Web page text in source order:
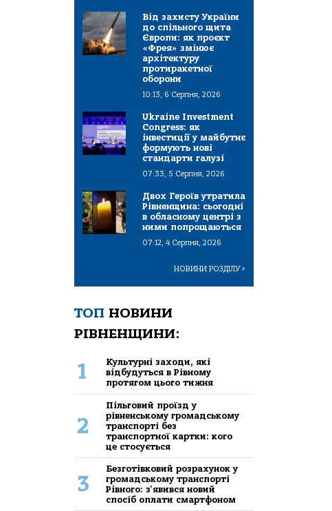
Від захисту України
до спільного щита
Європи: як проєкт
«Фрея» змінює
архітектуру
протиракетної
оборони
10:13, 6 Серпня, 2026
Ukraine Investment
Congress: як
інвестиції у майбутнє
формують нові
стандарти галузі
07:33, 5 Серпня, 2026
Двох Героїв утратила
Рівненщина: сьогодні
в обласному центрі з
ними попрощаються
07:12, 4 Серпня, 2026
НОВИНИ РОЗДІЛУ>
ТОП НОВИНИ
РІВНЕНЩИНИ:
1
Культурні заходи, які
відбудуться в Рівному
протягом цього тижня
2
Пільговий проїзд у
рівненському громадському
транспорті без
транспортної картки: кого
це стосується
3
Безготівковий розрахунок у
громадському транспорті
Рівного: з'явився новий
спосіб оплати смартфоном